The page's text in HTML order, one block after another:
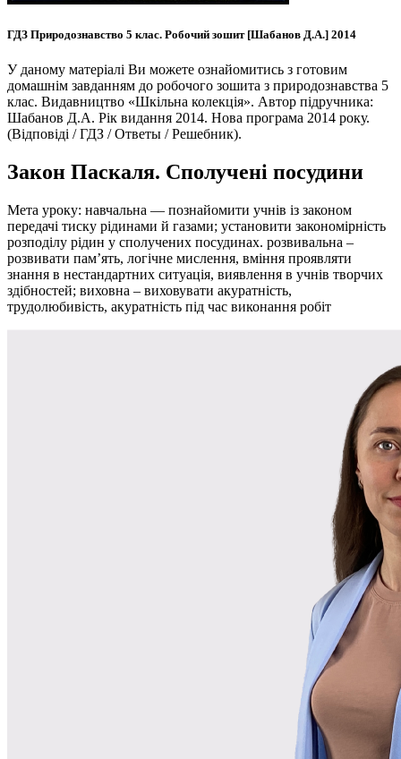
ГДЗ Природознавство 5 клас. Робочий зошит [Шабанов Д.А.] 2014
У даному матеріалі Ви можете ознайомитись з готовим
домашнім завданням до робочого зошита з природознавства 5
клас. Видавництво «Шкільна колекція». Автор підручника:
Шабанов Д.А. Рік видання 2014. Нова програма 2014 року.
(Відповіді / ГДЗ / Ответы / Решебник).
Закон Паскаля. Сполучені посудини
Мета уроку: навчальна — познайомити учнів із законом
передачі тиску рідинами й газами; установити закономірність
розподілу рідин у сполучених посудинах. розвивальна –
розвивати пам’ять, логічне мислення, вміння проявляти
знання в нестандартних ситуація, виявлення в учнів творчих
здібностей; виховна – виховувати акуратність,
трудолюбивість, акуратність під час виконання робіт